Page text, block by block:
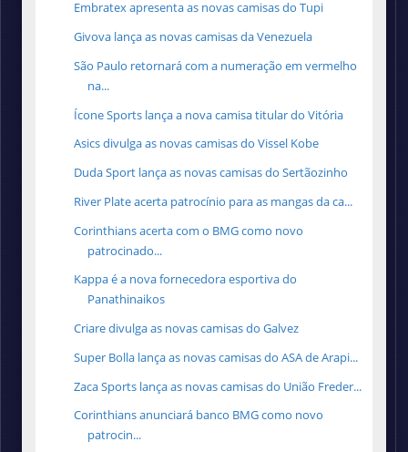
Embratex apresenta as novas camisas do Tupi
Givova lança as novas camisas da Venezuela
São Paulo retornará com a numeração em vermelho
na...
Ícone Sports lança a nova camisa titular do Vitória
Asics divulga as novas camisas do Vissel Kobe
Duda Sport lança as novas camisas do Sertãozinho
River Plate acerta patrocínio para as mangas da ca...
Corinthians acerta com o BMG como novo
patrocinado...
Kappa é a nova fornecedora esportiva do
Panathinaikos
Criare divulga as novas camisas do Galvez
Super Bolla lança as novas camisas do ASA de Arapi...
Zaca Sports lança as novas camisas do União Freder...
Corinthians anunciará banco BMG como novo
patrocin...